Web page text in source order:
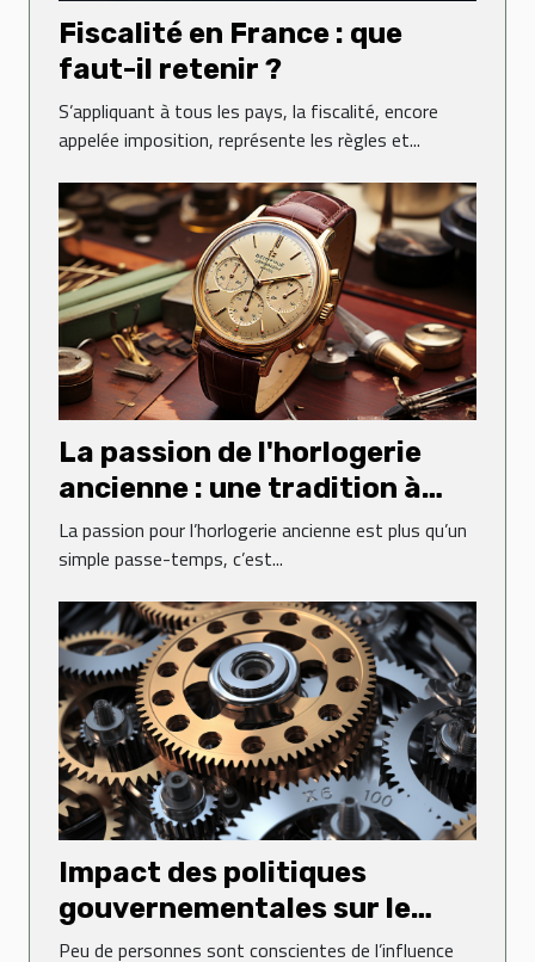
Fiscalité en France : que
faut-il retenir ?
S’appliquant à tous les pays, la fiscalité, encore
appelée imposition, représente les règles et...
La passion de l'horlogerie
ancienne : une tradition à
perpétuer
La passion pour l’horlogerie ancienne est plus qu’un
simple passe-temps, c’est...
Impact des politiques
gouvernementales sur le
dynamisme des entreprises
Peu de personnes sont conscientes de l’influence